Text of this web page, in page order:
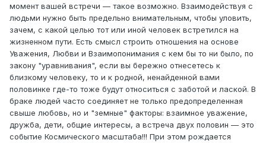
момент вашей встречи — такое возможно. Взаимодействуя с
людьми нужно быть предельно внимательным, чтобы уловить,
зачем, с какой целью тот или иной человек встретился на
жизненном пути. Есть смысл строить отношения на основе
Уважения, Любви и Взаимопонимания с кем бы то ни было, по
закону "уравнивания", если вы бережно отнесетесь к
близкому человеку, то и к родной, ненайденной вами
половинке где-то тоже будут относиться с заботой и лаской. В
браке людей часто соединяет не только предопределенная
свыше любовь, но и "земные" факторы: взаимное уважение,
дружба, дети, общие интересы, а встреча двух половин — это
событие Космического масштаба!!! При этом рождается